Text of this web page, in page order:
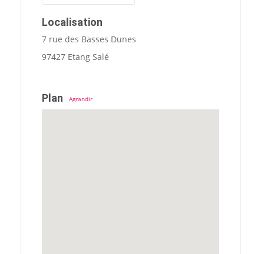
Localisation
7 rue des Basses Dunes
97427 Etang Salé
Plan Agrandir